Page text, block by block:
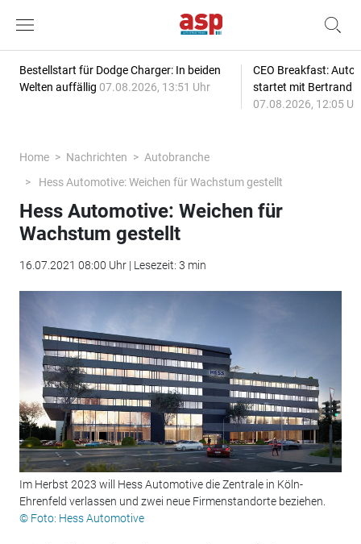
Bestellstart für Dodge Charger: In beiden
Welten auffällig 07.08.2026, 13:51 Uhr
CEO Breakfast:
startet mit Bertrand
07.08.2026, 12:05
Home Nachrichten
Autobranche
Hess Automotive: Weichen für Wachstum gestellt
Hess Automotive: Weichen für
Wachstum gestellt
16.07.2021 08:00 Uhr | Lesezeit: 3 min
Im Herbst 2023 will Hess Automotive die Zentrale in Köln-
Ehrenfeld verlassen und zwei neue Firmenstandorte beziehen.
© Foto: Hess Automotive